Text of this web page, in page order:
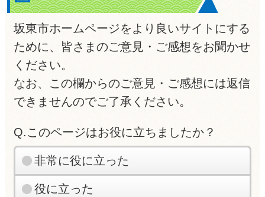
坂東市ホームページをより良いサイトにする
ために、皆さまのご意見・ご感想をお聞かせ
ください。
なお、この欄からのご意見・ご感想には返信
できませんのでご了承ください。
Q.このページはお役に立ちましたか？
非常に役に立った
役に立った